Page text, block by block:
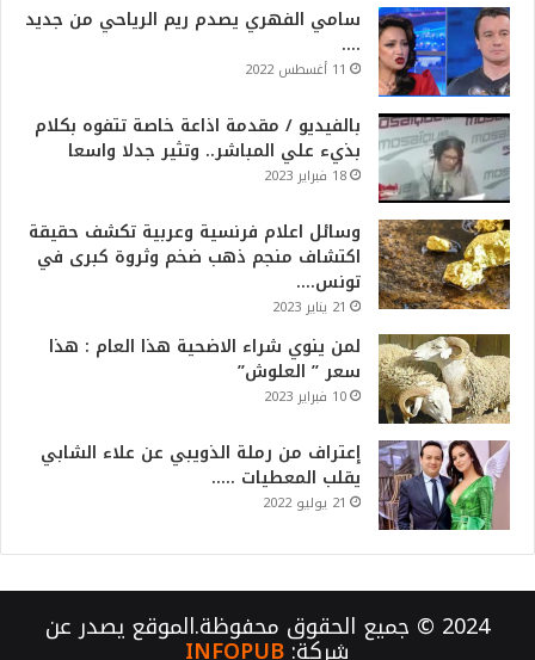
سامي الفهري يصدم ريم الرياحي من جديد
….
11 أغسطس 2022
بالفيديو / مقدمة اذاعة خاصة تتفوه بكلام
بذيء علي المباشر.. وتثير جدلا واسعا
18 فبراير 2023
وسائل اعلام فرنسية وعربية تكشف حقيقة
اكتشاف منجم ذهب ضخم وثروة كبرى في
تونس….
21 يناير 2023
لمن ينوي شراء الاضحية هذا العام : هذا
سعر ” العلوش”
10 فبراير 2023
إعتراف من رملة الذويبي عن علاء الشابي
يقلب المعطيات …..
21 يوليو 2022
2024 © جميع الحقوق محفوظة.الموقع يصدر عن
شركة:INFOPUB